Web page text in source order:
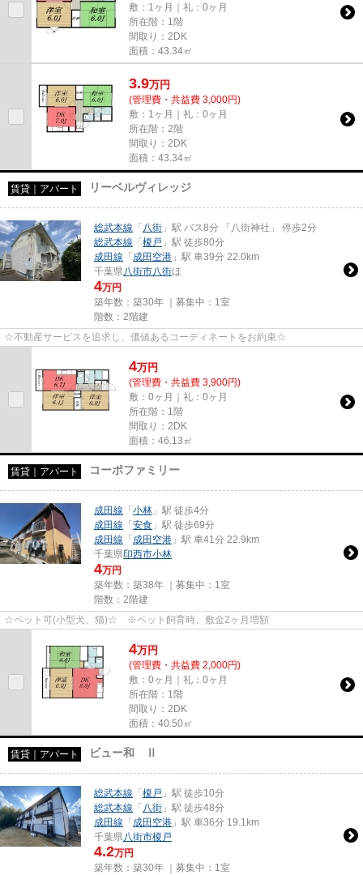
敷：1ヶ月｜礼：0ヶ月
所在階：1階
間取り：2DK
面積：43.34㎡
3.9万円
(管理費・共益費 3,000円)
敷：1ヶ月｜礼：0ヶ月
所在階：2階
間取り：2DK
面積：43.34㎡
賃貸｜アパート リーベルヴィレッジ
総武本線 「 八街 」駅 バス8分 「八街神社」 停歩2分
総武本線 「榎戸 」駅 徒歩80分
成田線 「成田空港 」駅 車39分 22.0km
千葉県 八街市八街ほ
4万円
築年数：築30年 ｜募集中： 1室
階数：2階建
☆不動産サービスを追求し、価値あるコーディネートをお約束☆
4万円
(管理費・共益費 3,900円)
敷：0ヶ月｜礼：0ヶ月
所在階：1階
間取り：2DK
面積：46.13㎡
賃貸｜アパート コーポファミリー
成田線 「小林 」駅 徒歩4分
成田線 「安食 」駅 徒歩69分
成田線 「成田空港 」駅 車41分 22.9km
千葉県印西市小林
4万円
築年数：築38年 ｜募集中： 1室
階数：2階建
☆ペット可(小型犬、猫)☆ ※ペット飼育時、敷金2ヶ月増額
4万円
(管理費・共益費 2,000円)
敷：0ヶ月｜礼：0ヶ月
所在階：1階
間取り：2DK
面積：40.50㎡
賃貸｜アパート ビュー和 Ⅱ
総武本線 「榎戸 」駅 徒歩10分
総武本線 「 八街 」駅 徒歩48分
成田線 「成田空港 」駅 車36分 19.1km
千葉県 八街市榎戸
4.2万円
築年数：築30年 ｜募集中： 1室